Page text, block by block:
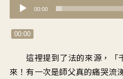
訊
播
00:00
00:00
這裡提到了法的來源 ，「
來 ！ 有一次是師父真的痛哭流